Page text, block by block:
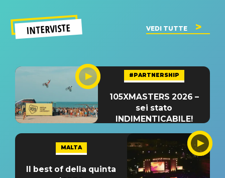
INTERVISTE VEDI TUTTE
#PARTNERSHIP
105XMASTERS 2026 –
sei stato
INDIMENTICABILE!
MALTA
Il best of della quinta